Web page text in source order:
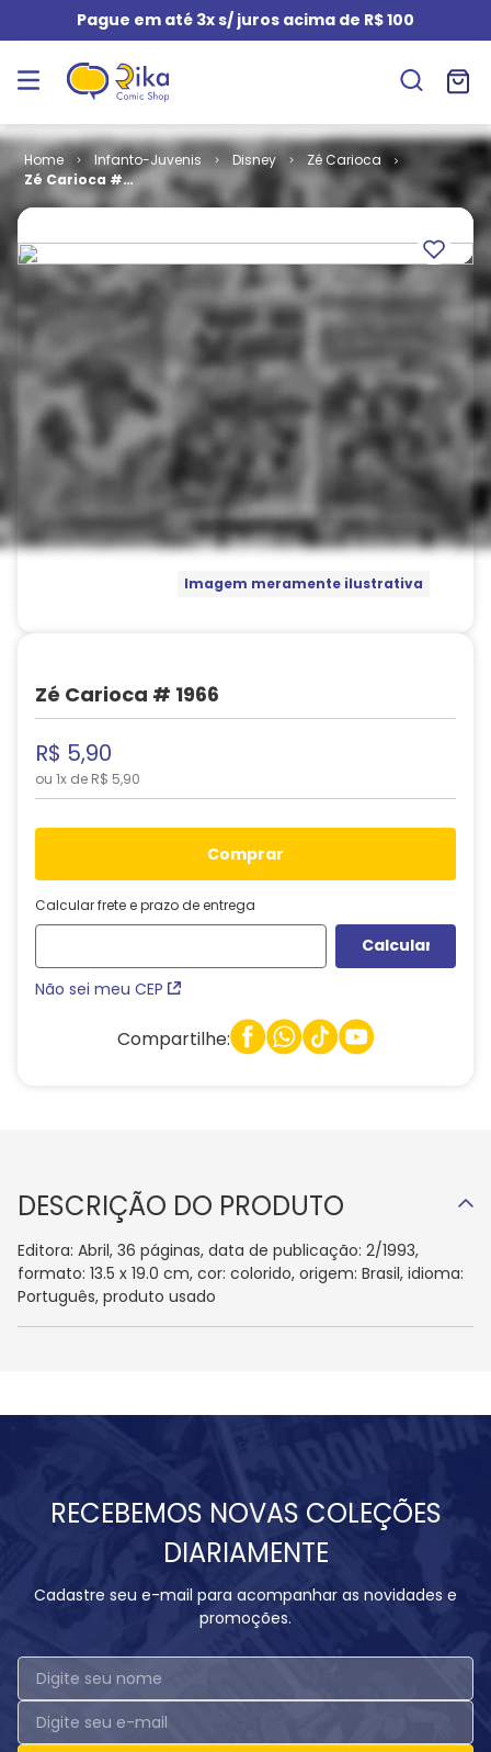
Pague em até 3x s/ juros acima de R$ 100
Infanto-Juvenis Disney
Zé Carioca
Zé Carioca #
1966
Imagem meramente ilustrativa
Zé Carioca # 1966
R$ 5,90
ou 1x de R$ 5,90
comprar
Calcular frete e prazo de entrega
Não sei meu CEP
Compartilhe:
DESCRIÇÃO DO PRODUTO
Editora: Abril, 36 páginas, data de publicação: 2/1993,
formato: 13.5 x 19.0 cm, cor: colorido, origem: Brasil, idioma:
Português, produto usado
RECEBEMOS NOVAS COLEÇÕES
DIARIAMENTE
Cadastre seu e-mail para acompanhar as novidades e
promoções.